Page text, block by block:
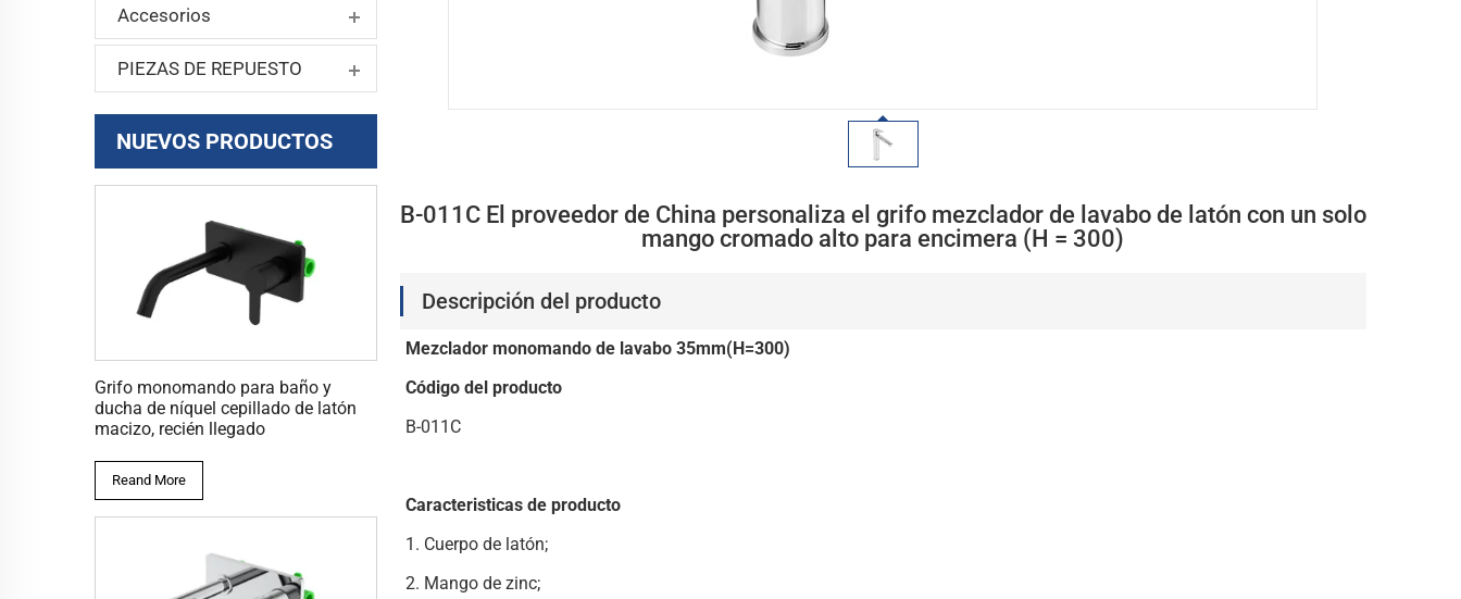
Accesorios
PIEZAS DE REPUESTO
NUEVOS PRODUCTOS
Grifo monomando para baño y
ducha de níquel cepillado de latón
macizo, recién llegado
Reand More
B-011C El proveedor de China personaliza el grifo mezclador de lavabo de latón con un solo
mango cromado alto para encimera (H = 300)
Descripción del producto
Mezclador monomando de lavabo 35mm(H=300)
Código del producto
B-011C
Caracteristicas de producto
1. Cuerpo de latón;
2. Mango de zinc;